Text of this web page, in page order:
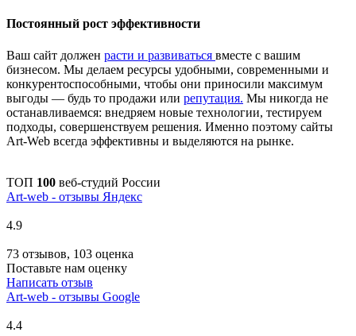
Постоянный рост эффективности
Ваш сайт должен расти и развиваться вместе с вашим
бизнесом. Мы делаем ресурсы удобными, современными и
конкурентоспособными, чтобы они приносили максимум
выгоды — будь то продажи или репутация. Мы никогда не
останавливаемся: внедряем новые технологии, тестируем
подходы, совершенствуем решения. Именно поэтому сайты
Art-Web всегда эффективны и выделяются на рынке.
ТОП 100 веб-студий России
Art-web - отзывы Яндекс
4.9
73 отзывов, 103 оценка
Поставьте нам оценку
Написать отзыв
Art-web - отзывы Google
4.4